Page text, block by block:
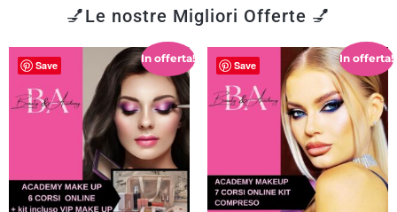
💅Le nostre Migliori Offerte 💅
Save
In offerta!
Save
In offerta!